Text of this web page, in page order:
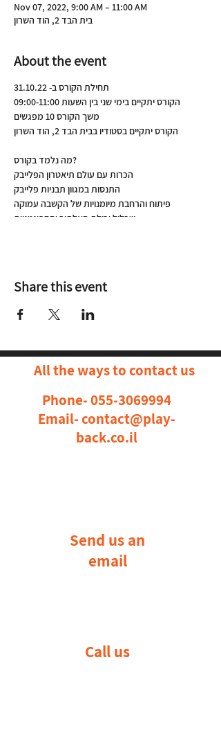
Nov 07, 2022, 9:00 AM – 11:00 AM
בית הבד 2, הוד השרון
About the event
תחילת הקורס ב- 31.10.22
הקורס יתקיים בימי שני בין השעות 09:00-11:00
משך הקורס 10 מפגשים
הקורס יתקיים בסטודיו בבית הבד 2, הוד השרון
מה נלמד בקורס?
הכרות עם עולם תיאטרון הפלייבק
התנסות במגוון תבניות פלייבק
פיתוח והרחבת מיומנויות של הקשבה עמוקה
שכלול יכולת האלתור והספונטניות
עינת משעל ניצן
בתיאטרון פלייבק למעלה מעשרים שנה. ממייסדי
עלות הקורס
1,800 ש״ח
דמי הרשמה ע״ס 180 ש״ח יגבו עם ההרשמה לקורס
ויופחתו מהמחיר הכללי.
Share this event
All the ways to contact us
Phone-055-3069994
Email-contact@play-
back.co.il
Send us an
email
Call us